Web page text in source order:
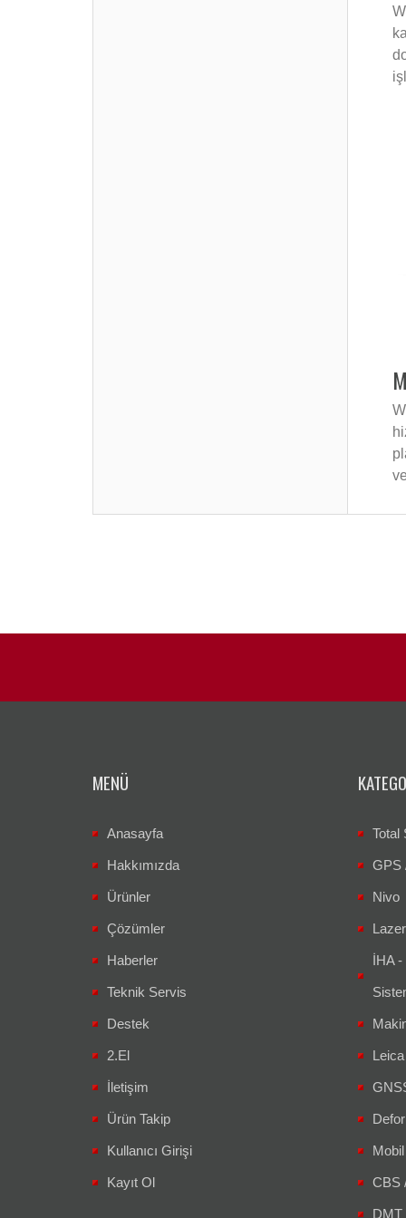
MENÜ
Anasayfa
Hakkımızda
Ürünler
Çözümler
Haberler
Teknik Servis
Destek
2.El
İletişim
Ürün Takip
Kullanıcı Girişi
Kayıt Ol
Total
GPS
Nivo
İHA
CBS
DMT